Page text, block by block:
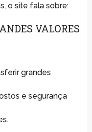
o site fala sobre:
VALORES
grandes
e segurança